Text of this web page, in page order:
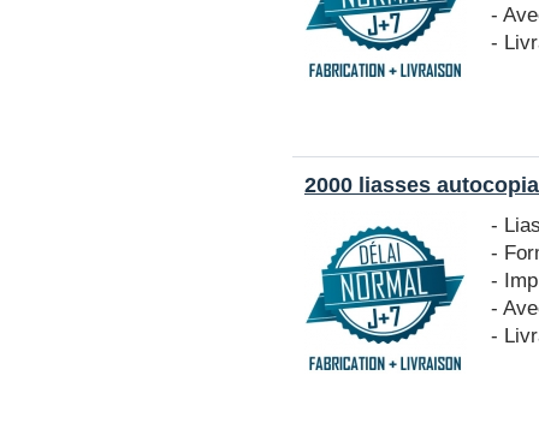
-
-
2000 liasses
-
-
-
-
-